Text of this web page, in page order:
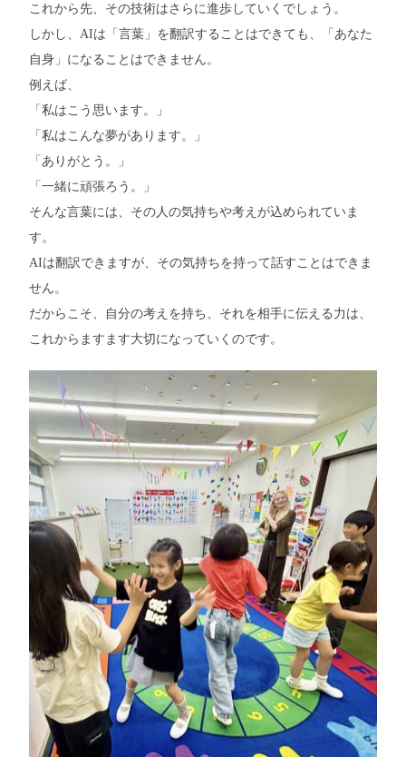
これから先、その技術はさらに進歩していくでしょう。
しかし、AIは「言葉」を翻訳することはできても、「あなた
自身」になることはできません。
例えば、
「私はこう思います。」
「私はこんな夢があります。」
「ありがとう。」
「一緒に頑張ろう。」
そんな言葉には、その人の気持ちや考えが込められていま
す。
AIは翻訳できますが、その気持ちを持って話すことはできま
せん。
だからこそ、自分の考えを持ち、それを相手に伝える力は、
これからますます大切になっていくのです。